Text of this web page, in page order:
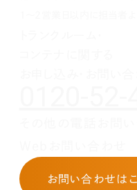
お申し込み・お問い合
03-3526-8568
土地活用に関するお問
お問い合わせ は